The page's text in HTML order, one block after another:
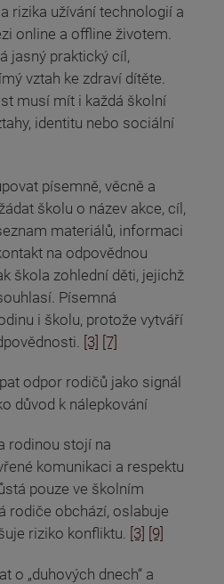
rizika užívání technologií a
online a offline životem.
jasný praktický cíl,
vztah ke zdraví dítěte.
musí mít i každá školní
identitu nebo sociální
písemně, věcně a
školu o název akce, cíl,
materiálů, informaci
na odpovědnou
škola zohlední děti, jejichž
Písemná
i školu, protože vytváří
[3] [7]
odpor rodičů jako signál
důvod k nálepkování
rodinou stojí na
komunikaci a respektu
pouze ve školním
rodiče obchází, oslabuje
riziko konfliktu. [3] [9]
o „duhových dnech“ a